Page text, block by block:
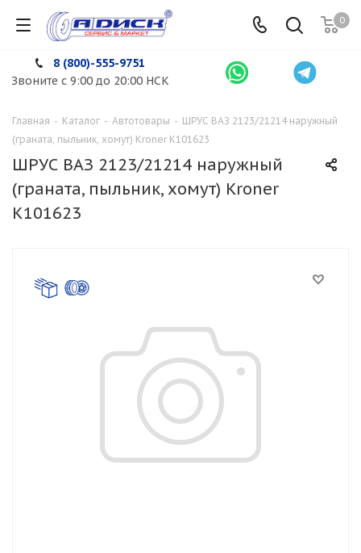
0
8 (800)-555-9751
Звоните с 9:00 до 20:00 НСК
Главная - Каталог - Автотовары - ШРУС ВАЗ 2123/21214 наружный
(граната, пыльник, хомут) Kroner K101623
ШРУС ВАЗ 2123/21214 наружный
(граната, пыльник, хомут) Kroner
K101623